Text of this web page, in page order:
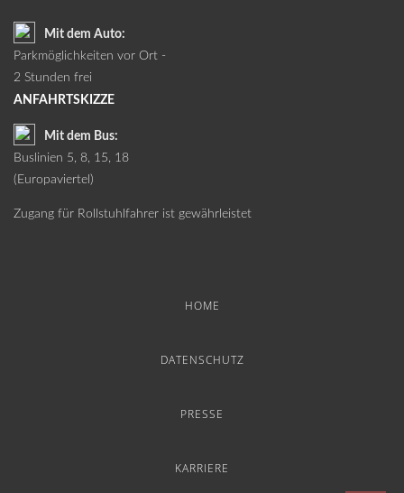
Mit dem Auto:
Parkmöglichkeiten vor Ort -
2 Stunden frei
ANFAHRTSKIZZE
Mit dem Bus:
Buslinien 5, 8, 15, 18
(Europaviertel)
Zugang für Rollstuhlfahrer ist gewährleistet
HOME
DATENSCHUTZ
PRESSE
KARRIERE